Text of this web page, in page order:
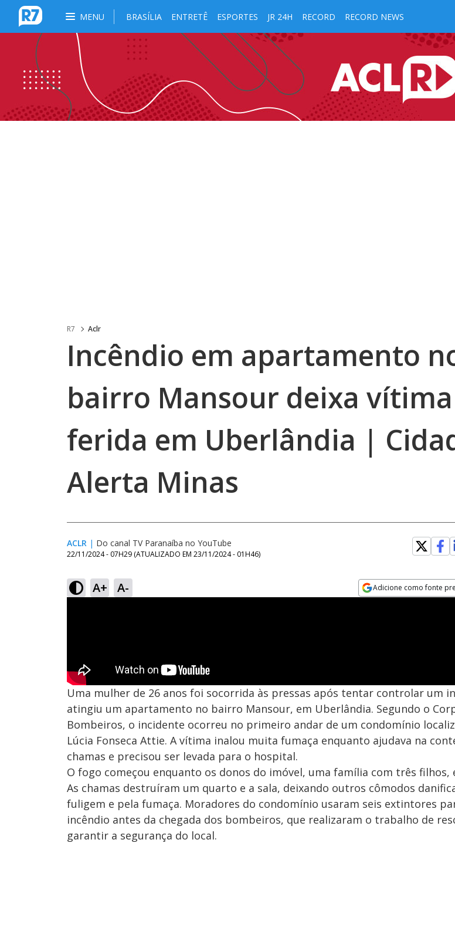
MENU BRASÍLIA ENTRETÊ ESPORTES JR 24H RECORD RECORD NEWS
R7 Aclr
Incêndio em apartamento
bairro Mansour deixa vítima
ferida em Uberlândia |
Alerta Minas
ACLR | Do canal TV Paranaíba no YouTube
22/11/2024 - 07H29 (ATUALIZADO EM 23/11/2024 - 01H46)
A+ A- Adicione como fonte
Uma mulher de 26 anos foi socorrida às pressas após tentar controlar um
atingiu um apartamento no bairro Mansour, em Uberlândia. Segundo o
Bombeiros, o incidente ocorreu no primeiro andar de um condomínio
Lúcia Fonseca Attie. A vítima inalou muita fumaça enquanto ajudava na
chamas e precisou ser levada para o hospital.
O fogo começou enquanto os donos do imóvel, uma família com três filhos,
As chamas destruíram um quarto e a sala, deixando outros cômodos
fuligem e pela fumaça. Moradores do condomínio usaram seis extintores
incêndio antes da chegada dos bombeiros, que realizaram o trabalho de
garantir a segurança do local.